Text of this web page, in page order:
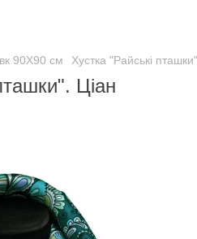
90Х90 см Хустка "Райські
Ціан